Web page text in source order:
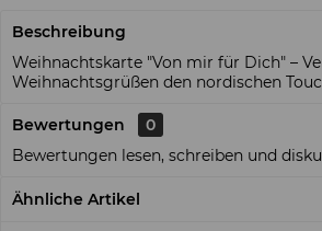
Beschreibung
Weihnachtskarte "Von mir für Dich" –
Weihnachtsgrüßen den nordischen
Bewertungen
0
Bewertungen lesen, schreiben und
Ähnliche Artikel